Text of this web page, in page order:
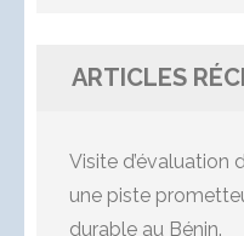
ARTICLES
Visite d’évaluation
une piste
durable au Bénin.